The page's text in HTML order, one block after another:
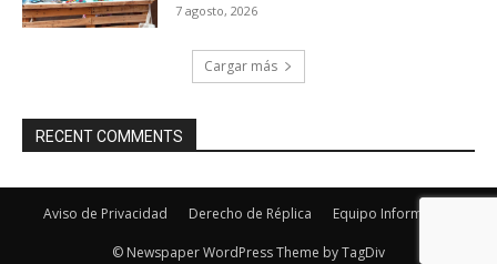
7 agosto, 2026
Cargar más
RECENT COMMENTS
Aviso de Privacidad Derecho de Réplica Equipo Informativo
© Newspaper WordPress Theme by TagDiv